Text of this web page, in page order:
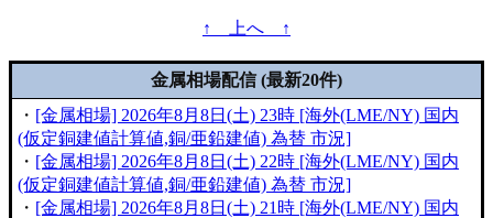
↑ 上へ ↑
金属相場配信 (最新20件)
・ [金属相場] 2026年8月8日(土) 23時 [海外(LME/NY) 国内
(仮定銅建値計算値,銅/亜鉛建値) 為替 市況]
・ [金属相場] 2026年8月8日(土) 22時 [海外(LME/NY) 国内
(仮定銅建値計算値,銅/亜鉛建値) 為替 市況]
・ [金属相場] 2026年8月8日(土) 21時 [海外(LME/NY) 国内